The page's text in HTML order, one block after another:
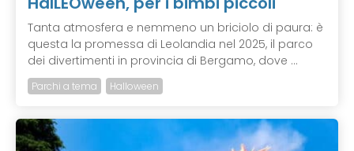
Tanta atmosfera e nemmeno un briciolo di paura: è
questa la promessa di Leolandia nel 2025, il parco
dei divertimenti in provincia di Bergamo, dove ...
Parchi a tema Halloween